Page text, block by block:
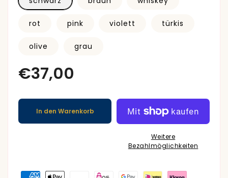
rot pink violett türkis
olive grau
In den Warenkorb
Weitere
Bezahlmöglichkeiten
Zahlungsmethoden